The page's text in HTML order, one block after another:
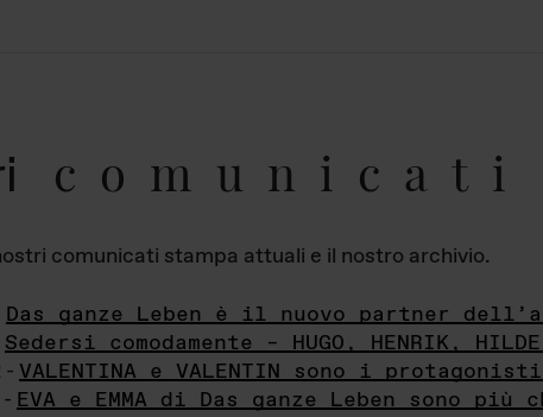
comunicati
comunicati stampa attuali e il nostro archivio.
Das ganze Leben è il nuovo partner
Sedersi comodamente – HUGO, HENRIK, HILDE
- VALENTINA e VALENTIN sono i
EVA e EMMA di Das ganze Leben sono